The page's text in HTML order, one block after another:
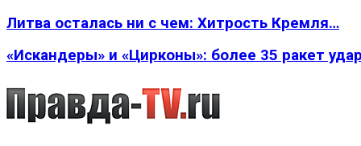
Литва осталась ни с чем: Хитрость Кремля…
«Искандеры» и «Цирконы»: более 35 ракет